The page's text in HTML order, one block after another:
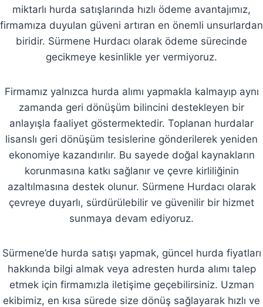
miktarlı hurda satışlarında hızlı ödeme avantajımız,
firmamıza duyulan güveni artıran en önemli unsurlardan
biridir. Sürmene Hurdacı olarak ödeme sürecinde
gecikmeye kesinlikle yer vermiyoruz.
Firmamız yalnızca hurda alımı yapmakla kalmayıp aynı
zamanda geri dönüşüm bilincini destekleyen bir
anlayışla faaliyet göstermektedir. Toplanan hurdalar
lisanslı geri dönüşüm tesislerine gönderilerek yeniden
ekonomiye kazandırılır. Bu sayede doğal kaynakların
korunmasına katkı sağlanır ve çevre kirliliğinin
azaltılmasına destek olunur. Sürmene Hurdacı olarak
çevreye duyarlı, sürdürülebilir ve güvenilir bir hizmet
sunmaya devam ediyoruz.
Sürmene’de hurda satışı yapmak, güncel hurda fiyatları
hakkında bilgi almak veya adresten hurda alımı talep
etmek için firmamızla iletişime geçebilirsiniz. Uzman
ekibimiz, en kısa sürede size dönüş sağlayarak hızlı ve